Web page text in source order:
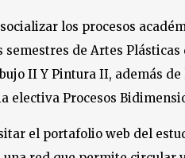
los procesos
de Artes Plásticas
II Y Pintura II, además
electiva Procesos
el portafolio web del